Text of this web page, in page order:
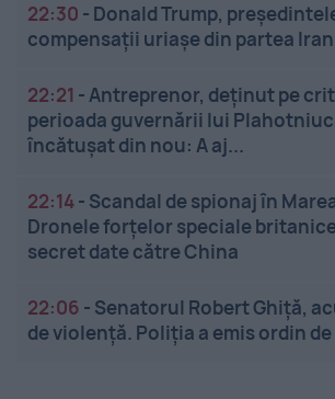
22:30 - Donald Trump,
compensații uriașe din partea
22:21 -Antreprenor, deţinut pe
perioada guvernării lui
încătuşat din nou: A aj...
22:14- Scandal de spionaj în
Dronele forțelor speciale
secret date către China
22:06 - Senatorul Robert Ghiță,
de violență. Poliția a emis ordin